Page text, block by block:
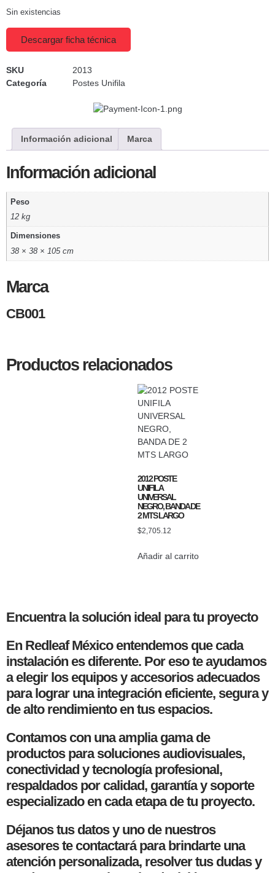
Sin existencias
Descargar ficha técnica
SKU
2013
Categoría
Postes Unifila
Información adicional Marca
Información adicional
Peso
12 kg
Dimensiones
38 × 38 × 105 cm
Marca
CB001
Productos relacionados
2012 POSTE
UNIFILA
UNIVERSAL
NEGRO, BANDA DE
2 MTS LARGO
$2,705.12
Añadir al carrito
Encuentra la solución ideal para tu proyecto
En Redleaf México entendemos que cada
instalación es diferente. Por eso te ayudamos
a elegir los equipos y accesorios adecuados
para lograr una integración eficiente, segura y
de alto rendimiento en tus espacios.
Contamos con una amplia gama de
productos para soluciones audiovisuales,
conectividad y tecnología profesional,
respaldados por calidad, garantía y soporte
especializado en cada etapa de tu proyecto.
Déjanos tus datos y uno de nuestros
asesores te contactará para brindarte una
atención personalizada, resolver tus dudas y